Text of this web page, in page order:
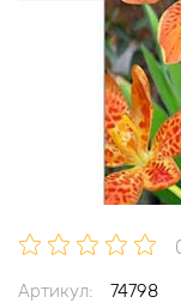
Артикул:
74798